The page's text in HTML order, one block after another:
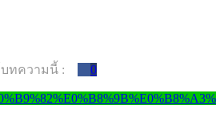
ทความนี้ : 0